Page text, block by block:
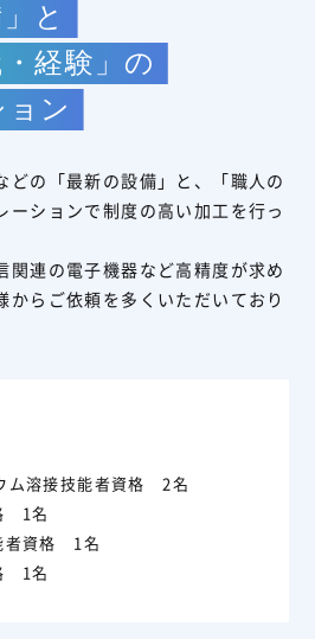
と
・経験」の
ン
どの「最新の設備」と、「職人の
ーションで制度の高い加工を行っ
関連の電子機器など高精度が求め
からご依頼を多くいただいており
ム溶接技能者資格 2名
1名
者資格 1名
1名